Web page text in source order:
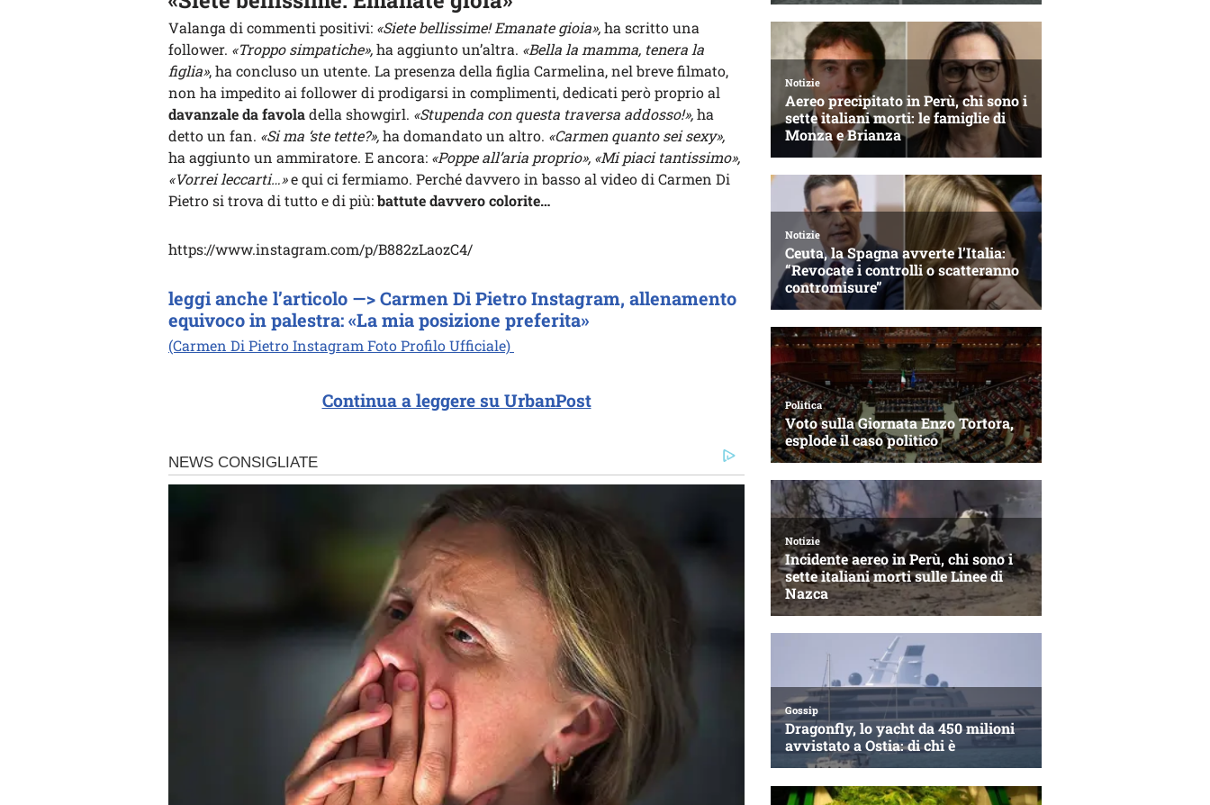
Valanga di commenti positivi: «Siete bellissime! Emanate gioia»,ha scritto una
follower. «Troppo simpatiche»,ha aggiunto un’altra. «Bella la mamma, tenera la
figlia», ha concluso un utente. La presenza della figlia Carmelina, nel breve filmato,
non ha impedito ai follower di prodigarsi in complimenti, dedicati però proprio al
davanzale da favoladella showgirl. «Stupenda con questa traversa addosso!»,ha
detto un fan. «Si ma ‘ste tette?»,ha domandato un altro. «Carmen quanto sei sexy»,
ha aggiunto un ammiratore. E ancora: «Poppe all’aria proprio», «Mi piaci tantissimo»,
«Vorrei leccarti…»e qui ci fermiamo. Perché davvero in basso al video di Carmen Di
Pietro si trova di tutto e di più:battute davvero colorite…
https://www.instagram.com/p/B882zLaozC4/
leggi anche l’articolo —> Carmen Di Pietro Instagram, allenamento
equivoco in palestra: «La mia posizione preferita»
(Carmen Di Pietro Instagram Foto Profilo Ufficiale)
Continua a leggere su UrbanPost